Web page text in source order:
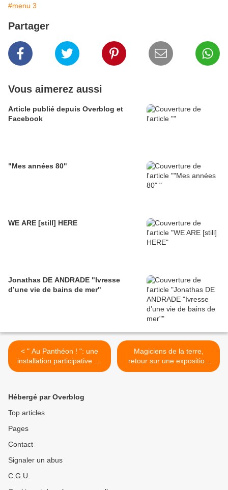
#menu 3
Partager
Vous aimerez aussi
Article publié depuis Overblog et
Facebook
"Mes années 80"
WE ARE [still] HERE
Jonathas DE ANDRADE "Ivresse
d’une vie de bains de mer"
< " Au Panthéon ! ": une
installation participative de
JR
Magiciens de la terre,
retour sur une exposition
légendaire : témoignages
Hébergé par Overblog
Top articles
Pages
Contact
Signaler un abus
C.G.U.